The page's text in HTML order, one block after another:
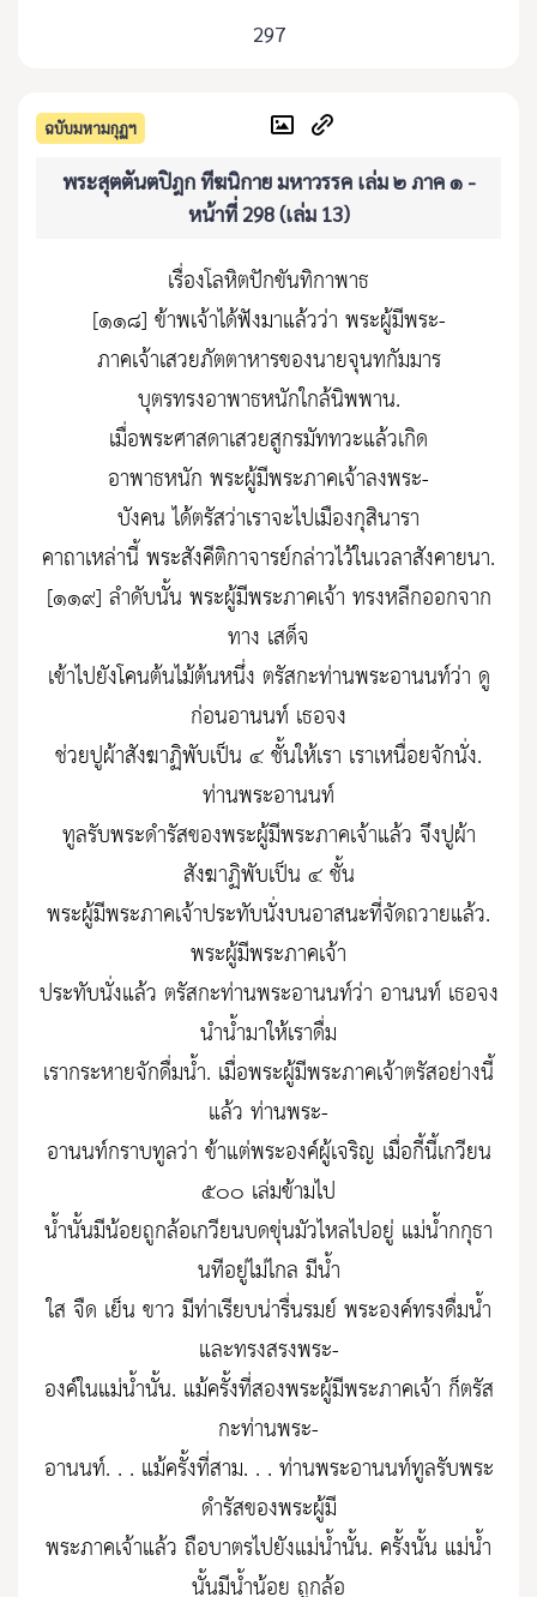
297
ฉบับมหามกุฏฯ
พระสุตตันตปิฎก ทีฆนิกาย มหาวรรค เล่ม ๒ ภาค ๑ -
หน้าที่ 298 (เล่ม 13)
เรื่องโลหิตปักขันทิกาพาธ
[๑๑๘] ข้าพเจ้าได้ฟังมาแล้วว่า พระผู้มีพระ-
ภาคเจ้าเสวยภัตตาหารของนายจุนทกัมมาร
บุตรทรงอาพาธหนักใกล้นิพพาน.
เมื่อพระศาสดาเสวยสูกรมัททวะแล้วเกิด
อาพาธหนัก พระผู้มีพระภาคเจ้าลงพระ-
บังคน ได้ตรัสว่าเราจะไปเมืองกุสินารา
คาถาเหล่านี้ พระสังคีติกาจารย์กล่าวไว้ในเวลาสังคายนา.
[๑๑๙] ลำดับนั้น พระผู้มีพระภาคเจ้า ทรงหลีกออกจาก
ทาง เสด็จ
เข้าไปยังโคนต้นไม้ต้นหนึ่ง ตรัสกะท่านพระอานนท์ว่า ดู
ก่อนอานนท์ เธอจง
ช่วยปูผ้าสังฆาฏิพับเป็น ๔ ชั้นให้เรา เราเหนื่อยจักนั่ง.
ท่านพระอานนท์
ทูลรับพระดำรัสของพระผู้มีพระภาคเจ้าแล้ว จึงปูผ้า
สังฆาฏิพับเป็น ๔ ชั้น
พระผู้มีพระภาคเจ้าประทับนั่งบนอาสนะที่จัดถวายแล้ว.
พระผู้มีพระภาคเจ้า
ประทับนั่งแล้ว ตรัสกะท่านพระอานนท์ว่า อานนท์ เธอจง
นำน้ำมาให้เราดื่ม
เรากระหายจักดื่มน้ำ. เมื่อพระผู้มีพระภาคเจ้าตรัสอย่างนี้
แล้ว ท่านพระ-
อานนท์กราบทูลว่า ข้าแต่พระองค์ผู้เจริญ เมื่อกี้นี้เกวียน
๕๐๐ เล่มข้ามไป
น้ำนั้นมีน้อยถูกล้อเกวียนบดขุ่นมัวไหลไปอยู่ แม่น้ำกกุธา
นทีอยู่ไม่ไกล มีน้ำ
ใส จืด เย็น ขาว มีท่าเรียบน่ารื่นรมย์ พระองค์ทรงดื่มน้ำ
และทรงสรงพระ-
องค์ในแม่น้ำนั้น. แม้ครั้งที่สองพระผู้มีพระภาคเจ้า ก็ตรัส
กะท่านพระ-
อานนท์. . . แม้ครั้งที่สาม. . . ท่านพระอานนท์ทูลรับพระ
ดำรัสของพระผู้มี
พระภาคเจ้าแล้ว ถือบาตรไปยังแม่น้ำนั้น. ครั้งนั้น แม่น้ำ
นั้นมีน้ำน้อย ถูกล้อ